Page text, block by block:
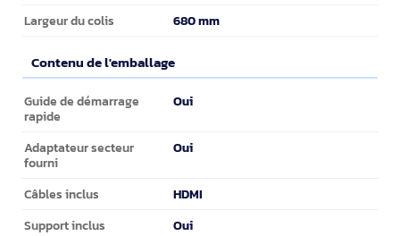
Largeur du colis 680 mm
Contenu de l'emballage
Contenu de l'emballage
Guide de démarrage
rapide
Oui
Adaptateur secteur
fourni
Oui
Câbles inclus HDMI
Support inclus Oui